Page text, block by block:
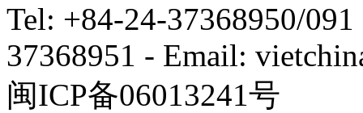
Tel: +84-24-37368950/
37368951 - Email:
闽ICP备06013241号